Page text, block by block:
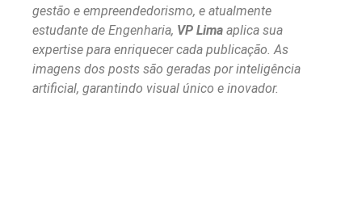
gestão e empreendedorismo, e atualmente
estudante de Engenharia, VP Lima aplica sua
expertise para enriquecer cada publicação. As
imagens dos posts são geradas por inteligência
artificial, garantindo visual único e inovador.